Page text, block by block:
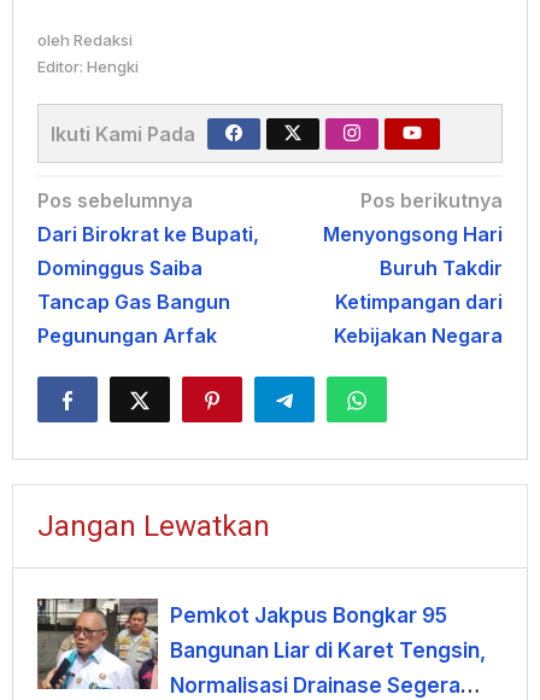
oleh Redaksi
Editor: Hengki
Ikuti Kami Pada
Navigasi
pos
Pos sebelumnya
Dari Birokrat ke Bupati,
Dominggus Saiba
Tancap Gas Bangun
Pegunungan Arfak
Pos berikutnya
Menyongsong Hari
Buruh Takdir
Ketimpangan dari
Kebijakan Negara
Jangan Lewatkan
Pemkot Jakpus Bongkar 95
Bangunan Liar di Karet Tengsin,
Normalisasi Drainase Segera